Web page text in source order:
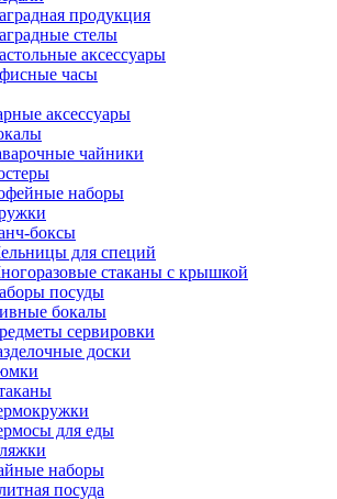
продукция
стелы
аксессуары
часы
аксессуары
чайники
наборы
боксы
для специй
стаканы с крышкой
посуды
бокалы
сервировки
доски
для еды
наборы
посуда